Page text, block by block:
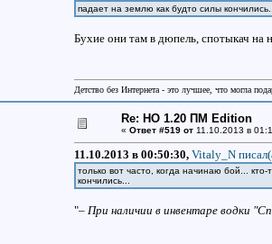
падает на землю как будто силы
Бухие они там в дюпель, спотыкач на
Детство без Интернета - это лучшее, что могла
Re: НО 1.20 ПМ Edition
« Ответ #519 от11.10.2013 в
11.10.2013 в 00:50:30, Vitaly_N
только вот часто, когда начинаю бой...
кончились...
"– При наличии в инвентаре водки